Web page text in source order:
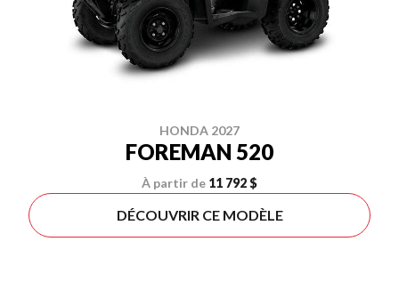
HONDA 2027
FOREMAN 520
À partir de 11 792 $
DÉCOUVRIR CE MODÈLE